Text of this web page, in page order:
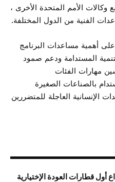
وكالات الأمم المتحدة الأخرى ،
الفنية من الدول المختلفة.
أهمية مساعدات البرنامج
المستدامة ودعم صمود
مهارات الفئات
بالصناعات الصغيرة
الإنسانية العاجلة للمتضررين
أول قطارات العودة الإختيارية